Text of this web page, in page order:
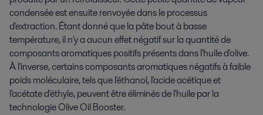
condensée est ensuite renvoyée dans le processus
d'extraction. Étant donné que la pâte bout à basse
température, il n'y a aucun effet négatif sur la quantité de
composants aromatiques positifs présents dans l'huile d'olive.
À l'inverse, certains composants aromatiques négatifs à faible
poids moléculaire, tels que l'éthanol, l'acide acétique et
l'acétate d'éthyle, peuvent être éliminés de l'huile par la
technologie Olive Oil Booster.